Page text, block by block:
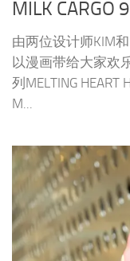
MILK CARGO
由两位设计师KIM
以漫画带给大家欢
列MELTING
M...